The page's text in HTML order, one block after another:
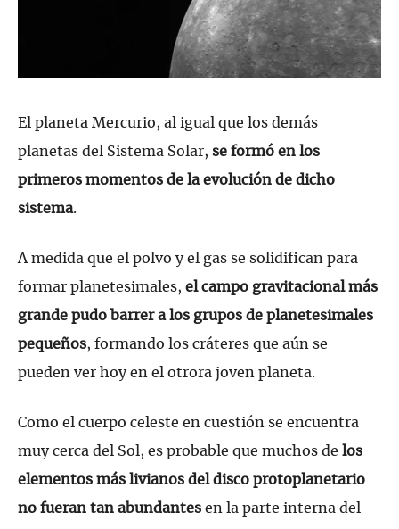
El planeta Mercurio, al igual que los demás
planetas del Sistema Solar, se formó en los
primeros momentos de la evolución de dicho
sistema.
A medida que el polvo y el gas se solidifican para
formar planetesimales, el campo gravitacional más
grande pudo barrer a los grupos de planetesimales
pequeños, formando los cráteres que aún se
pueden ver hoy en el otrora joven planeta.
Como el cuerpo celeste en cuestión se encuentra
muy cerca del Sol, es probable que muchos de los
elementos más livianos del disco protoplanetario
no fueran tan abundantes en la parte interna del